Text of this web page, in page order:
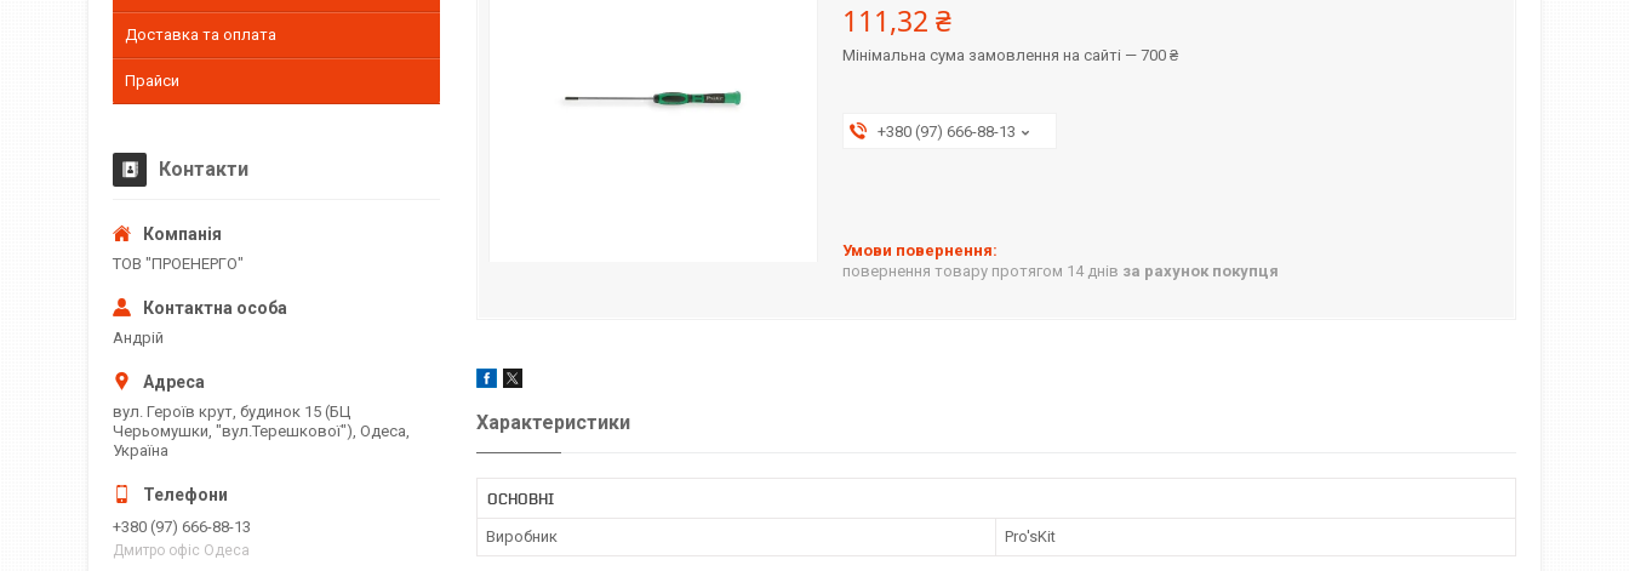
111,32 ₴
Мінімальна сума замовлення на сайті — 700 ₴
+380 (97) 666-88-13
повернення товару протягом 14 днів за рахунок покупця
Характеристики
ОСНОВНІ
Виробник Pro'sKit
Доставка та оплата
Прайси
Контакти
ТОВ "ПРОЕНЕРГО"
Андрій
вул. Героїв крут, будинок 15 (БЦ
Черьомушки, "вул.Терешкової"), Одеса,
Україна
+380 (97) 666-88-13
Дмитро офіс Одеса